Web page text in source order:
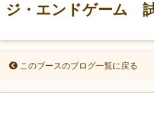
ジ・エンドゲーム
このブースのブログ一覧に戻る